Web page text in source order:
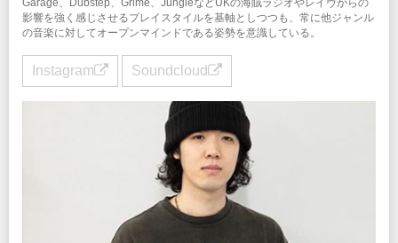
Garage、Dubstep、Grime、JungleなどUKの海賊ラジオやレイヴからの
影響を強く感じさせるプレイスタイルを基軸としつつも、常に他ジャンル
の音楽に対してオープンマインドである姿勢を意識している。
Instagram Soundcloud